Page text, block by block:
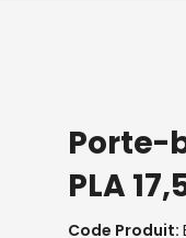
Porte-
PLA
Code Produit: